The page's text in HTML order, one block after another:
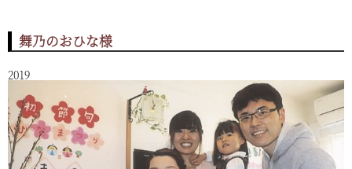
舞乃のおひな様
2019